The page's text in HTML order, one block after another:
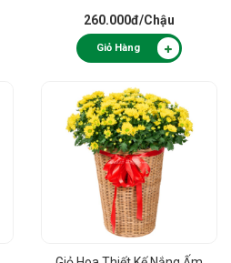
260.000đ/Chậu
Giỏ Hàng